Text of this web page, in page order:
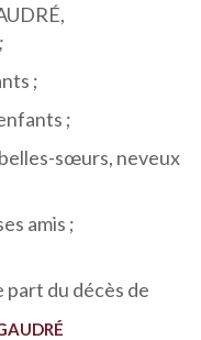
;
;
sœurs, neveux
amis ;
du décès de